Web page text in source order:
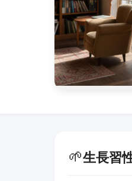
🌱生長習